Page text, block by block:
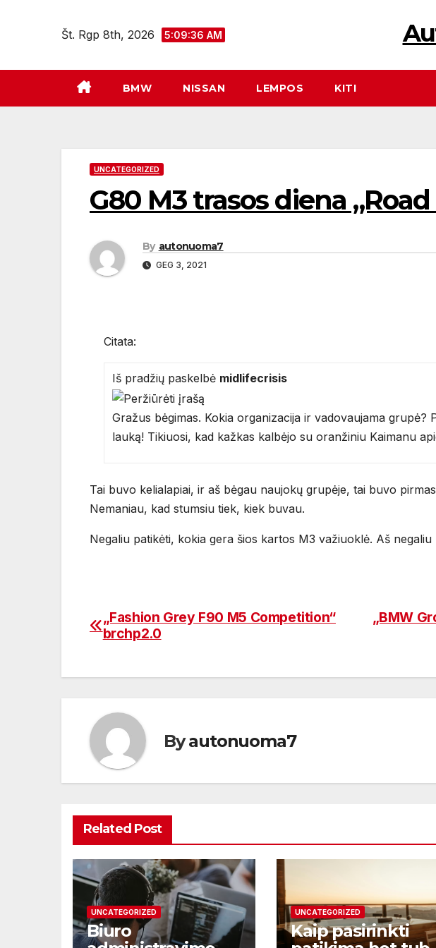
Št. Rgp 8th, 2026 5:09:36 AM
BMW NISSAN LEMPOS KITI
UNCATEGORIZED
G80 M3 trasos diena
By autonuoma7
GEG 3, 2021
Citata:
Iš pradžių paskelbė midlifecrisis
Gražus bėgimas. Kokia organizacija ir vadovaujama grupė?
lauką! Tikiuosi, kad kažkas kalbėjo su oranžiniu Kaimanu
Tai buvo kelialapiai, ir aš bėgau naujokų grupėje, tai buvo
Nemaniau, kad stumsiu tiek, kiek buvau.
Negaliu patikėti, kokia gera šios kartos M3 važiuoklė. Aš negaliu
Navigacija
įrašų
„BMW
„Fashion Grey F90 M5 Competition“
brchp2.0
Byautonuoma7
Related Post
UNCATEGORIZED
Biuro
UNCATEGORIZED
Kaip pasirinkti